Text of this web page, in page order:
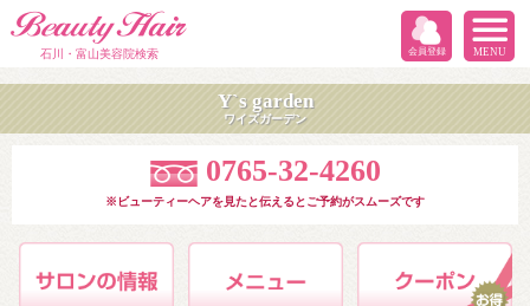
石川・富山美容院検索 MENU
会員登録
Y`s garden
ワイズガーデン
0765-32-4260
※ビューティーヘアを見たと伝えるとご予約がスムーズです